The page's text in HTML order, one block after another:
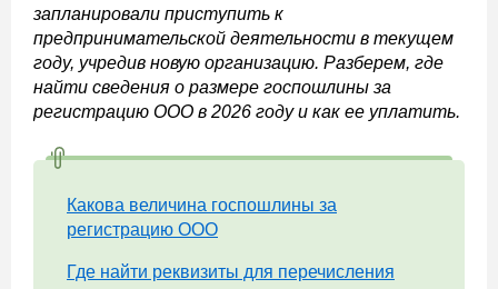
запланировали приступить к
предпринимательской деятельности в текущем
году, учредив новую организацию. Разберем, где
найти сведения о размере госпошлины за
регистрацию ООО в 2026 году и как ее уплатить.
Какова величина госпошлины за
регистрацию ООО
Где найти реквизиты для перечисления